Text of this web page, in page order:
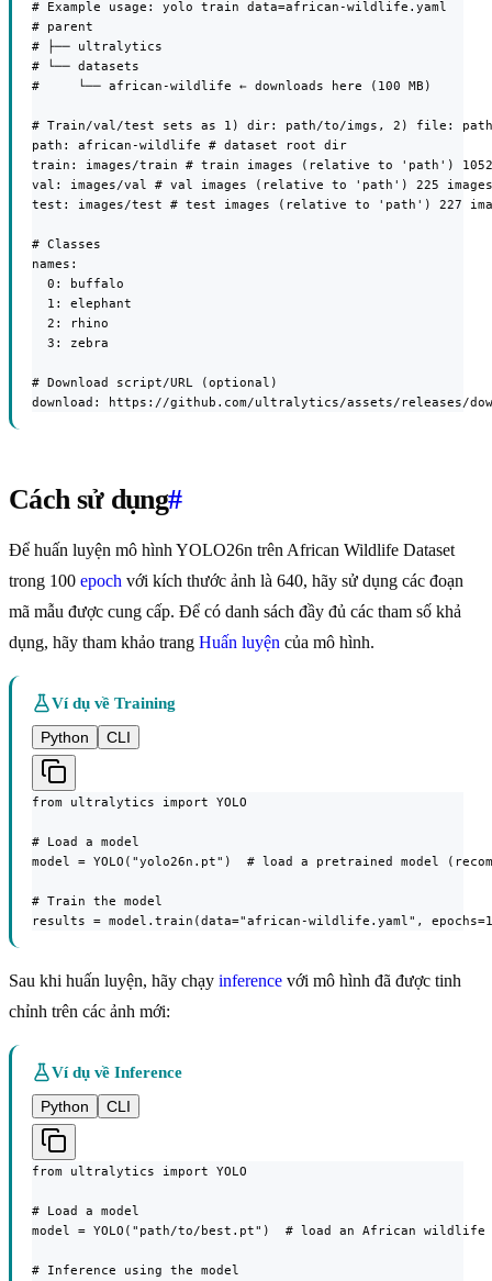
# Example usage: yolo train data=african-wildlife.yaml
# parent
# ├── ultralytics
# └── datasets
#     └── african-wildlife ← downloads here (100 MB)
# Train/val/test sets as 1) dir: path/to/imgs, 2) file:
path: african-wildlife # dataset root dir
train: images/train # train images (relative to 'path') 1052
val: images/val # val images (relative to 'path') 225 images
test: images/test # test images (relative to 'path') 227
# Classes
names:
  0: buffalo
  1: elephant
  2: rhino
  3: zebra
# Download script/URL (optional)
download: https://github.com/ultralytics/assets/releases/
Cách sử dụng#
Để huấn luyện mô hình YOLO26n trên African Wildlife Dataset
trong 100 epoch với kích thước ảnh là 640, hãy sử dụng các đoạn
mã mẫu được cung cấp. Để có danh sách đầy đủ các tham số khả
dụng, hãy tham khảo trang Huấn luyện của mô hình.
Ví dụ về Training
Python
CLI
from ultralytics import YOLO
# Load a model
model = YOLO("yolo26n.pt")  # load a pretrained model
# Train the model
results = model.train(data="african-wildlife.yaml",
Sau khi huấn luyện, hãy chạy inference với mô hình đã được tinh
chỉnh trên các ảnh mới:
Ví dụ về Inference
Python
CLI
from ultralytics import YOLO
# Load a model
model = YOLO("path/to/best.pt")  # load an African wildlife
# Inference using the model